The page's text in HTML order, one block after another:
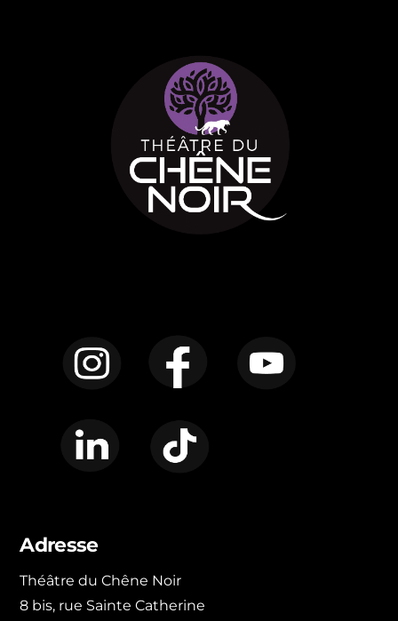
Adresse
Théâtre du Chêne Noir
8 bis, rue Sainte Catherine